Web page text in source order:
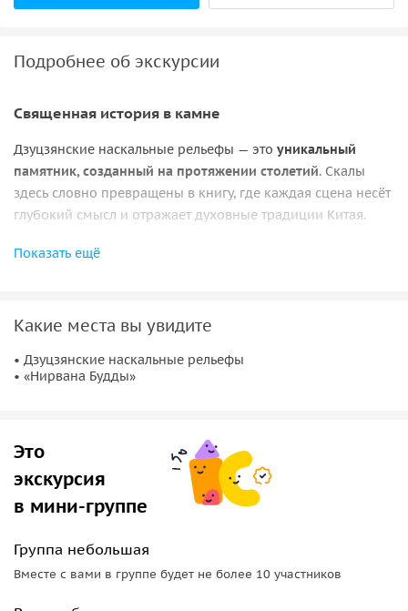
Подробнее об экскурсии
Священная история в камне
Дзуцзянские наскальные рельефы — это уникальный
памятник, созданный на протяжении столетий. Скалы
здесь словно превращены в книгу, где каждая сцена несёт
глубокий смысл и отражает духовные традиции Китая.
Более50 000 статуй и 100 000 иероглифов
Нирвана Будды
производит сильное и запоминающееся впечатление.
Показать ещё
Какие места вы увидите
• Дзуцзянские наскальные рельефы
• «Нирвана Будды»
Это
экскурсия
в мини-группе
Группа небольшая
Вместе с вами в группе будет не более 10 участников